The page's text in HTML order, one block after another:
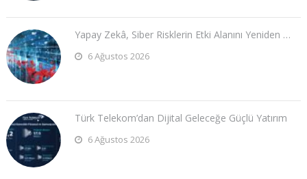
Yapay Zekâ, Siber Risklerin Etki Alanını Yeniden …
6 Ağustos 2026
Türk Telekom’dan Dijital Geleceğe Güçlü Yatırım
6 Ağustos 2026